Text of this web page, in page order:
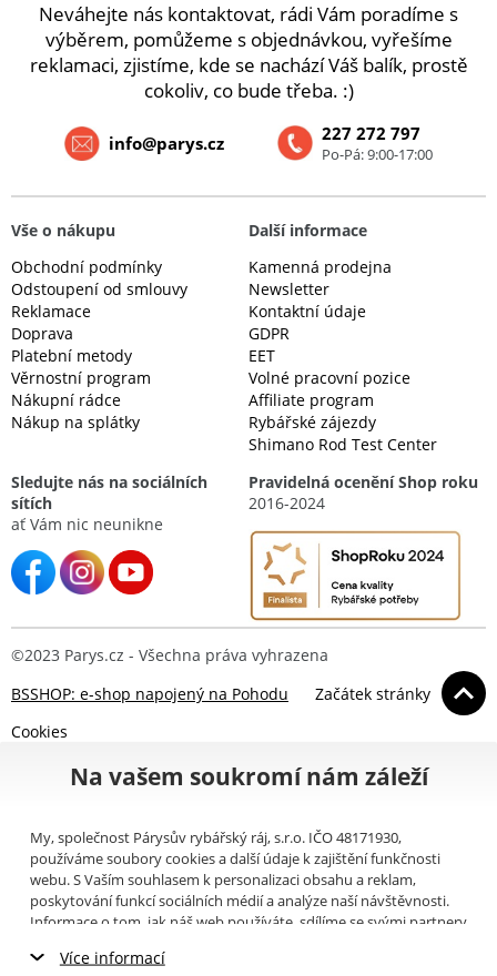
Neváhejte nás kontaktovat, rádi Vám poradíme s
výběrem, pomůžeme s objednávkou, vyřešíme
reklamaci, zjistíme, kde se nachází Váš balík, prostě
cokoliv, co bude třeba. :)
227 272 797
Po-Pá: 9:00-17:00
info@parys.cz
Vše o nákupu
Obchodní podmínky
Odstoupení od smlouvy
Reklamace
Doprava
Platební metody
Věrnostní program
Nákupní rádce
Nákup na splátky
Další informace
Kamenná prodejna
Newsletter
Kontaktní údaje
GDPR
EET
Volné pracovní pozice
Affiliate program
Rybářské zájezdy
Shimano Rod Test Center
Sledujte nás na sociálních
sítích
ať Vám nic neunikne
Pravidelná ocenění Shop roku
2016-2024
©2023 Parys.cz - Všechna práva vyhrazena
BSSHOP: e-shop napojený na Pohodu
Začátek stránky
Cookies
Na vašem soukromí nám záleží
My, společnost Párysův rybářský ráj, s.r.o. IČO 48171930,
používáme soubory cookies a další údaje k zajištění funkčnosti
webu. S Vaším souhlasem k personalizaci obsahu a reklam,
poskytování funkcí sociálních médií a analýze naší návštěvnosti.
Informace o tom, jak náš web používáte, sdílíme se svými partnery
můžete přečíst, jak tyto informace Google používá. Partneři tyto
Více informací